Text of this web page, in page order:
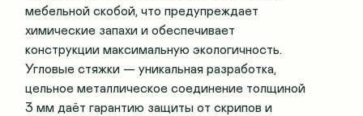
мебельной скобой, что предупреждает
химические запахи и обеспечивает
конструкции максимальную экологичность.
Угловые стяжки — уникальная разработка,
цельное металлическое соединение толщиной
3 мм даёт гарантию защиты от скрипов и